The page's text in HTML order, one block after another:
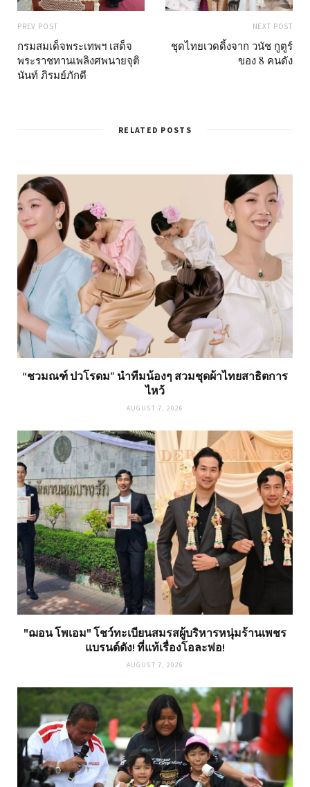
PREV POST
กรมสมเด็จพระเทพฯ เสด็จ
พระราชทานเพลิงศพนายจุติ
นันท์ ภิรมย์ภักดี
NEXT POST
ชุดไทยเวดดิ้งจาก วนัช กูตูร์
ของ 8 คนดัง
RELATED POSTS
“ชวมณฑ์ ปวโรดม” นำทีมน้องๆ สวมชุดผ้าไทยสาธิตการ
ไหว้
AUGUST 7, 2026
"ฌอน โพเอม" โชว์ทะเบียนสมรสผู้บริหารหนุ่มร้านเพชร
แบรนด์ดัง! ที่แท้เรื่องโอละพ่อ!
AUGUST 7, 2026